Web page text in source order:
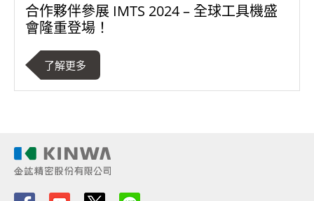
合作夥伴參展 IMTS 2024 – 全球工具機盛
會隆重登場！
了解更多